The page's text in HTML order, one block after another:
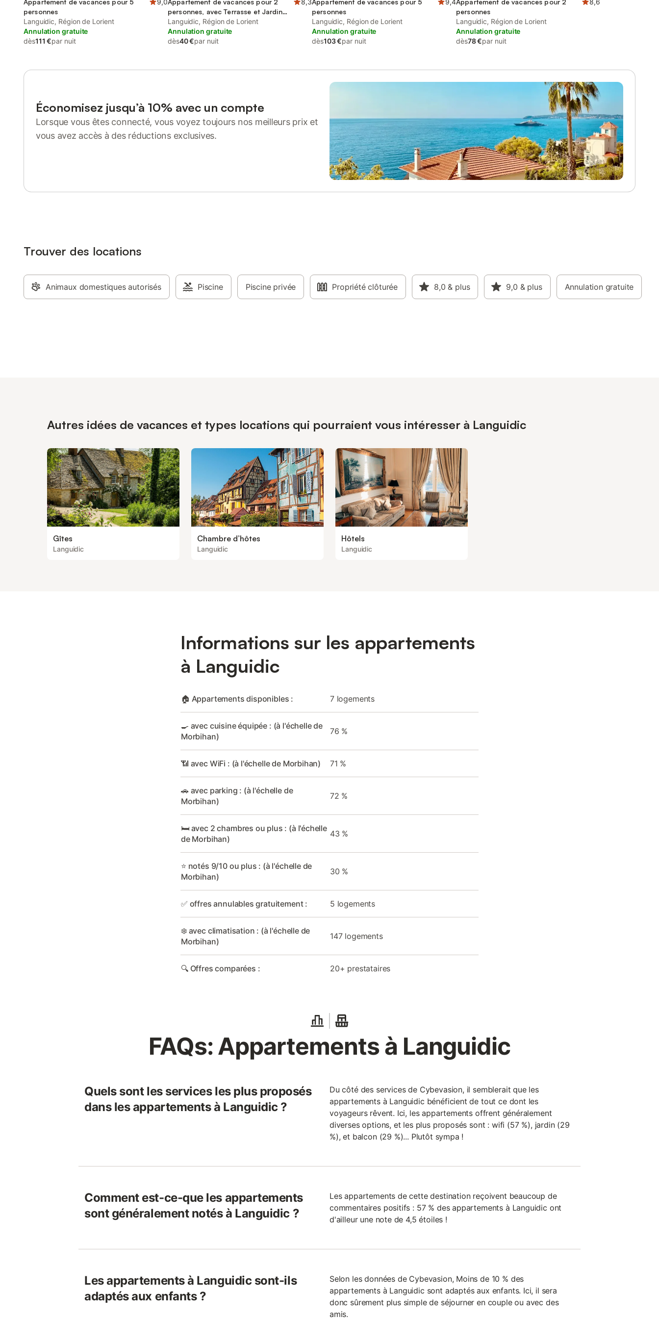
Appartement de vacances pour 5
personnes
9,0
Languidic, Région de Lorient
Annulation gratuite
dès111 €par nuit
Appartement de vacances pour 2
personnes, avec Terrasse et Jardin
ainsi que Vue sur le lac et Vue
8,3
Languidic, Région de Lorient
Annulation gratuite
dès40 €par nuit
Appartement de vacances pour 5
personnes
9,4
Languidic, Région de Lorient
Annulation gratuite
dès103 €par nuit
Appartement de vacances pour 2
personnes
8,6
Languidic, Région de Lorient
Annulation gratuite
dès78 €par nuit
Économisez jusqu’à 10% avec un compte
Lorsque vous êtes connecté, vous voyez toujours nos meilleurs prix et
vous avez accès à des réductions exclusives.
Trouver des locations
Animaux domestiques autorisés Piscine Piscine privée Propriété clôturée 8,0 & plus 9,0 & plus Annulation gratuite
Autres idées de vacances et types locations qui pourraient vous intéresser à Languidic
Gîtes
Languidic
Chambre d’hôtes
Languidic
Hôtels
Languidic
Informations sur les appartements
à Languidic
🏠 Appartements disponibles : 7 logements
🍳 avec cuisine équipée : (à l'échelle de
Morbihan)
76 %
📶 avec WiFi : (à l'échelle de Morbihan) 71 %
🚗 avec parking : (à l'échelle de
Morbihan)
72 %
🛏️ avec 2 chambres ou plus : (à l'échelle
de Morbihan)
43 %
⭐ notés 9/10 ou plus : (à l'échelle de
Morbihan)
30 %
✅ offres annulables gratuitement : 5 logements
❄️ avec climatisation : (à l'échelle de
Morbihan)
147 logements
🔍 Offres comparées : 20+ prestataires
FAQs: Appartements à Languidic
Quels sont les services les plus proposés
dans les appartements à Languidic ?
Du côté des services de Cybevasion, il semblerait que les
appartements à Languidic bénéficient de tout ce dont les
voyageurs rêvent. Ici, les appartements offrent généralement
diverses options, et les plus proposés sont : wifi (57 %), jardin (29
%), et balcon (29 %)... Plutôt sympa !
Comment est-ce-que les appartements
sont généralement notés à Languidic ?
Les appartements de cette destination reçoivent beaucoup de
commentaires positifs : 57 % des appartements à Languidic ont
d'ailleur une note de 4,5 étoiles !
Les appartements à Languidic sont-ils
adaptés aux enfants ?
Selon les données de Cybevasion, Moins de 10 % des
appartements à Languidic sont adaptés aux enfants. Ici, il sera
donc sûrement plus simple de séjourner en couple ou avec des
amis.